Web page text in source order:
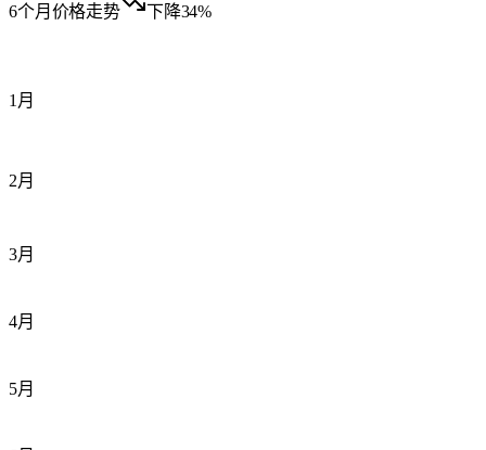
6个月价格走势
下降34%
1月
2月
3月
4月
5月